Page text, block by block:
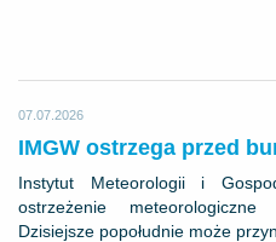
07.07.2026
IMGW ostrzega przed
Instytut Meteorologii i
ostrzeżenie
Dzisiejsze popołudnie może